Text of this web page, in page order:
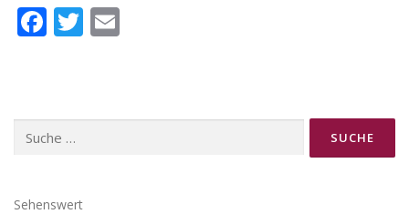
Facebook
Twitter
nach:
Sehenswert